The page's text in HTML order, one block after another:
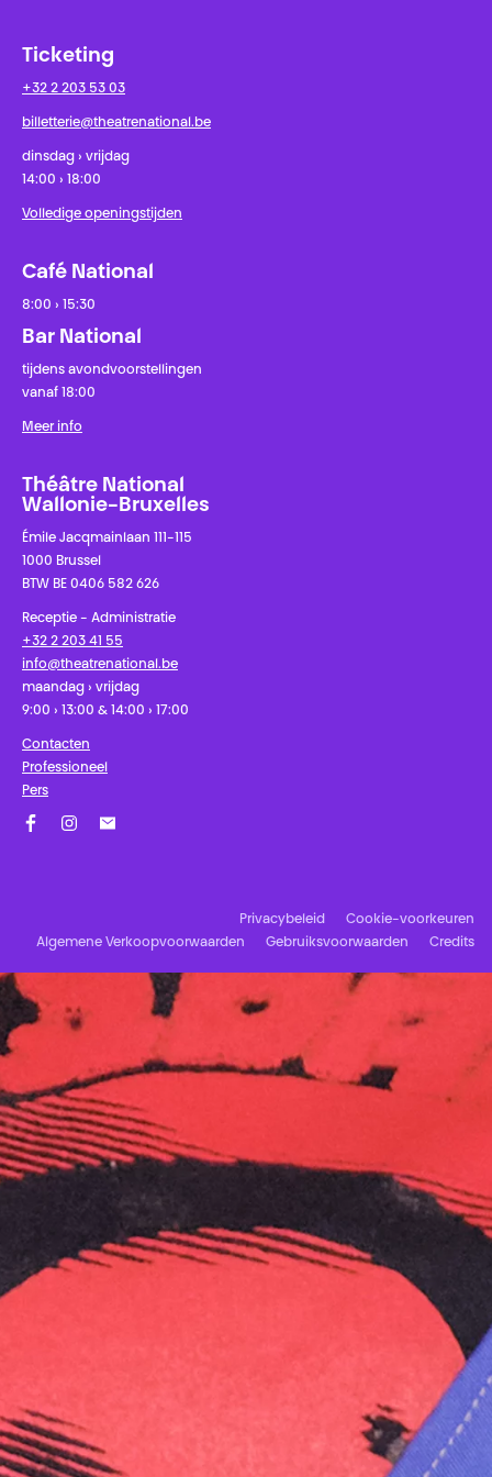
Ticketing
+32 2 203 53 03
billetterie@theatrenational.be
dinsdag › vrijdag
14:00 › 18:00
Volledige openingstijden
Café National
8:00 › 15:30
Bar National
tijdens avondvoorstellingen
vanaf 18:00
Meer info
Théâtre National
Wallonie-Bruxelles
Émile Jacqmainlaan 111-115
1000 Brussel
BTW BE 0406 582 626
Receptie - Administratie
+32 2 203 41 55
info@theatrenational.be
maandag › vrijdag
9:00 › 13:00 & 14:00 › 17:00
Contacten
Professioneel
Pers
Privacybeleid
Cookie-voorkeuren
Algemene Verkoopvoorwaarden
Gebruiksvoorwaarden Credits